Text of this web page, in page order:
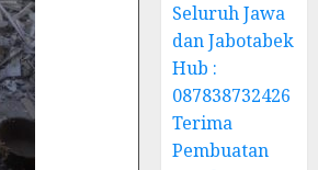
Seluruh Jawa
dan Jabotabek
Hub :
087838732426
Terima
Pembuatan